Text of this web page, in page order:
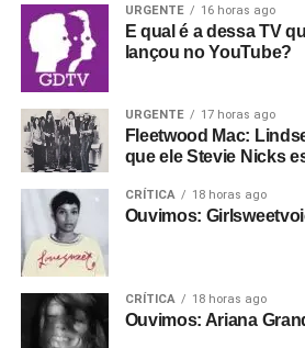
URGENTE 16 horas ago
E qual é a dessa TV
lançou no YouTube?
URGENTE 17 horas ago
Fleetwood Mac:
que ele Stevie Nicks
CRÍTICA 18 horas ago
Ouvimos:
CRÍTICA 18 horas ago
Ouvimos: Ariana